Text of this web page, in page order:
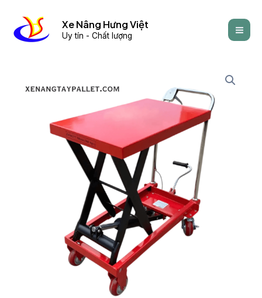
content
Xe Nâng Hưng Việt
Uy tín - Chất lượng